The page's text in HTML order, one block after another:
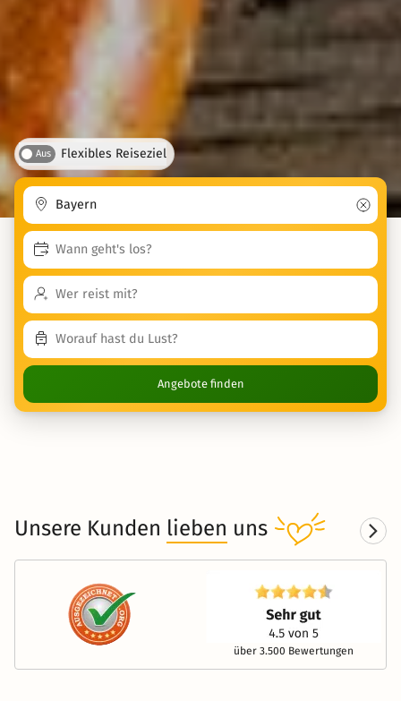
Aus Flexibles Reiseziel
Angebote finden
Unsere Kunden lieben uns
über 3.500 Bewertungen